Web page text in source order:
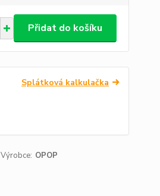
Přidat do košíku
Splátková kalkulačka
Výrobce: OPOP